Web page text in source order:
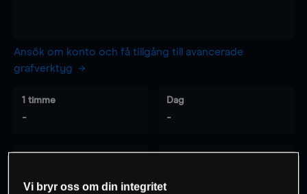
Ansök om konto och få tillgång till avancerade
grafverktyg
1 timme
-
Dag
-
Vi bryr oss om din integritet